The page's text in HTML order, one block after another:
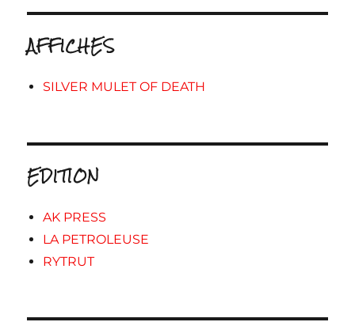
AFFICHES
SILVER MULET OF DEATH
EDITION
AK PRESS
LA PETROLEUSE
RYTRUT